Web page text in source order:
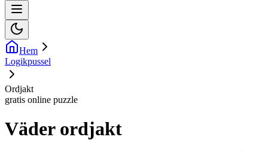
Hem
Logikpussel
Ordjakt
gratis online puzzle
Väder ordjakt